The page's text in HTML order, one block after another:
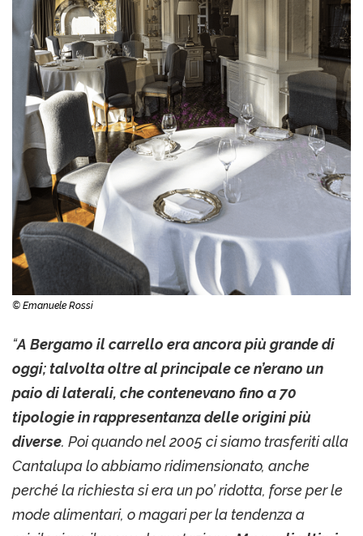
© Emanuele Rossi
“A Bergamo il carrello era ancora più grande di
oggi; talvolta oltre al principale ce n’erano un
paio di laterali, che contenevano fino a 70
tipologie in rappresentanza delle origini più
diverse. Poi quando nel 2005 ci siamo trasferiti alla
Cantalupa lo abbiamo ridimensionato, anche
perché la richiesta si era un po’ ridotta, forse per le
mode alimentari, o magari per la tendenza a